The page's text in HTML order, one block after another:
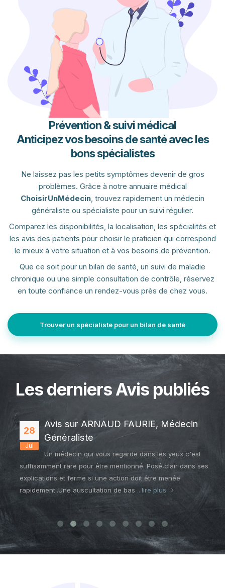
Prévention & suivi médical
Anticipez vos besoins de santé avec les
bons spécialistes
Ne laissez pas les petits symptômes devenir de gros
problèmes. Grâce à notre annuaire médical
ChoisirUnMédecin, trouvez rapidement un médecin
généraliste ou spécialiste pour un suivi régulier.
Comparez les disponibilités, la localisation, les spécialités et
les avis des patients pour choisir le praticien qui correspond
le mieux à votre situation et à vos besoins de prévention.
Que ce soit pour un bilan de santé, un suivi de maladie
chronique ou une simple consultation de contrôle, réservez
en toute confiance un rendez-vous près de chez vous.
Trouver un spécialiste pour un bilan de santé
Les derniers Avis publiés
28
Jul
Avis sur ARNAUD FAURIE, Médecin
Généraliste
Un médecin qui vous regarde dans les yeux c'est
suffisamment rare pour être mentionné. Posé,clair dans ses
explications et ferme si une action doit être menée
rapidement..Une auscultation de bas ...lire plus